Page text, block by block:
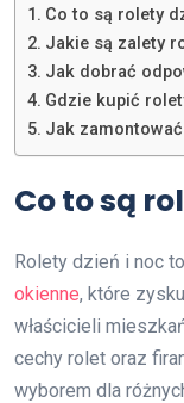
Co to są rolety
Jakie są zalety
Jak dobrać
Gdzie kupić
Jak
Co to są
Rolety dzień i noc
okienne, które
właścicieli
cechy rolet oraz
wyborem dla